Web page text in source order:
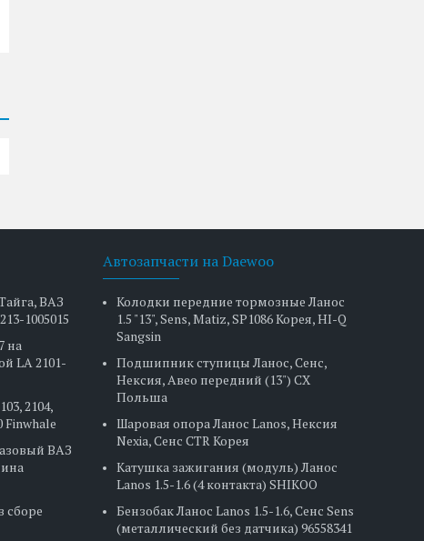
ВАЗ
1005015
на
LA 2101-
2104,
Finwhale
ВАЗ
сборе
Автозапчасти на Daewoo
Колодки передние тормозные Ланос
1.5 "13", Sens, Matiz, SP1086 Корея, HI-Q
Sangsin
Подшипник ступицы Ланос, Сенс,
Нексия, Авео передний (13") CX
Польша
Шаровая опора Ланос Lanos, Нексия
Nexia, Сенс CTR Корея
Катушка зажигания (модуль) Ланос
Lanos 1.5-1.6 (4 контакта) SHIKOO
Бензобак Ланос Lanos 1.5-1.6, Сенс Sens
(металлический без датчика) 96558341